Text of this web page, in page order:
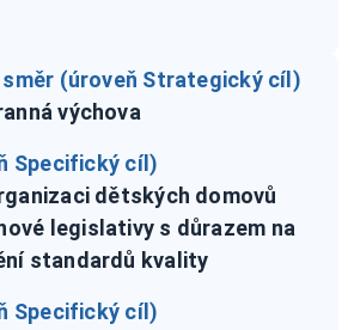
(úroveň Strategický cíl)
výchova
Specifický cíl)
dětských domovů
legislativy s důrazem na
standardů kvality
Specifický cíl)